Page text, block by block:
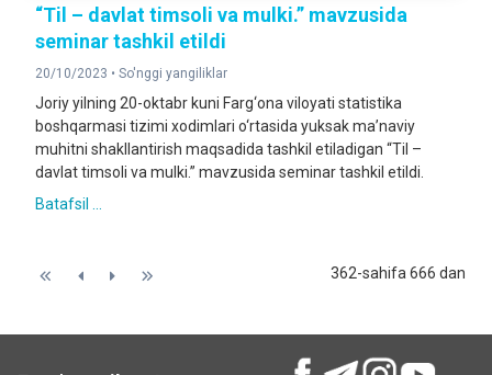
“Til – davlat timsoli va mulki.” mavzusida
seminar tashkil etildi
20/10/2023 • So'nggi yangiliklar
Joriy yilning 20-oktabr kuni Farg‘ona viloyati statistika
boshqarmasi tizimi xodimlari o‘rtasida yuksak ma’naviy
muhitni shakllantirish maqsadida tashkil etiladigan “Til –
davlat timsoli va mulki.” mavzusida seminar tashkil etildi.
Batafsil ...
362-sahifa 666 dan